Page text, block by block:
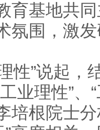
育基地共
氛围，激
性”说起
业理性”、
培根院士